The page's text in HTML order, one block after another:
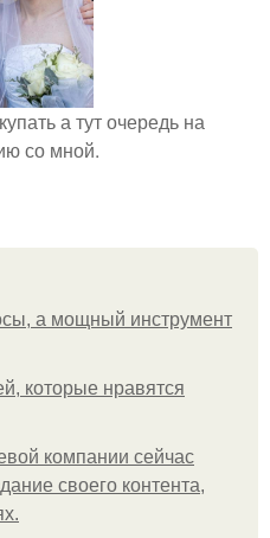
а тут очередь на
со мной.
а мощный инструмент
которые нравятся
компании сейчас
своего контента,